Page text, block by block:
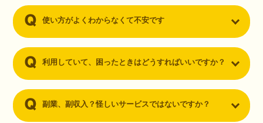
使い方がよくわからなくて不安です
利用していて、困ったときはどうすればいいですか？
副業、副収入？怪しいサービスではないですか？